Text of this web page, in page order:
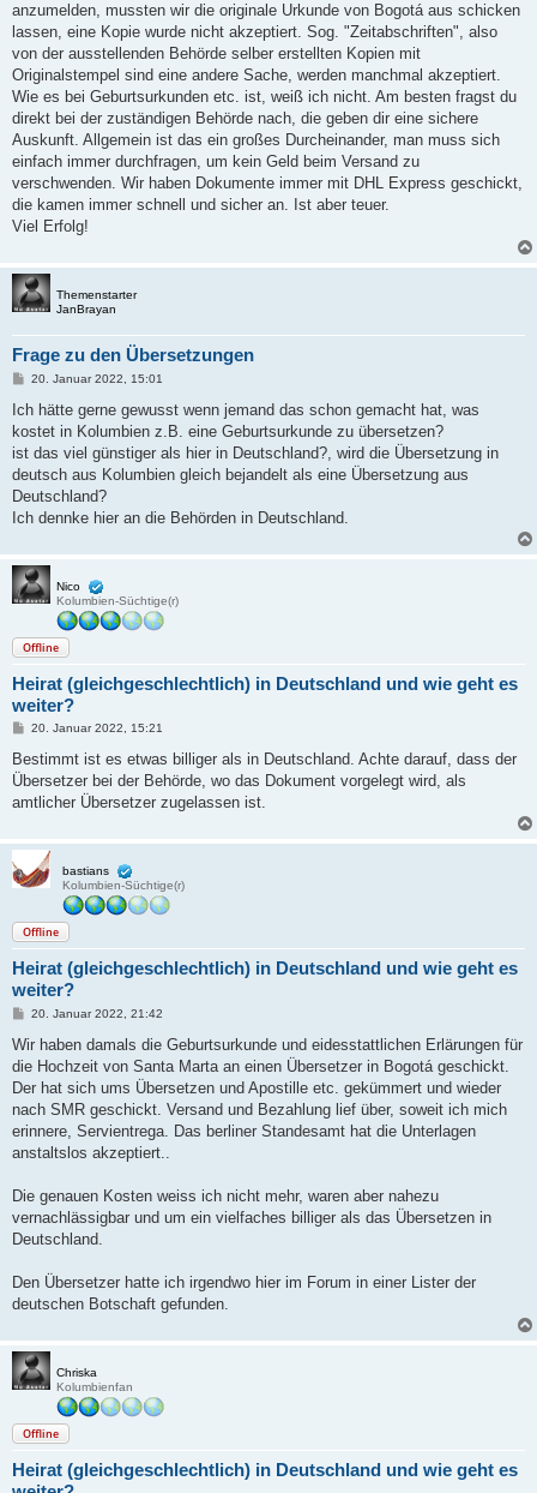
anzumelden, mussten wir die originale Urkunde von Bogotá aus schicken
lassen, eine Kopie wurde nicht akzeptiert. Sog. "Zeitabschriften", also
von der ausstellenden Behörde selber erstellten Kopien mit
Originalstempel sind eine andere Sache, werden manchmal akzeptiert.
Wie es bei Geburtsurkunden etc. ist, weiß ich nicht. Am besten fragst du
direkt bei der zuständigen Behörde nach, die geben dir eine sichere
Auskunft. Allgemein ist das ein großes Durcheinander, man muss sich
einfach immer durchfragen, um kein Geld beim Versand zu
verschwenden. Wir haben Dokumente immer mit DHL Express geschickt,
die kamen immer schnell und sicher an. Ist aber teuer.
Viel Erfolg!
Themenstarter
JanBrayan
Frage zu den Übersetzungen
B
i
r
a
20. Januar 2022, 15:01
Ich hätte gerne gewusst wenn jemand das schon gemacht hat, was
kostet in Kolumbien z.B. eine Geburtsurkunde zu übersetzen?
ist das viel günstiger als hier in Deutschland?, wird die Übersetzung in
deutsch aus Kolumbien gleich bejandelt als eine Übersetzung aus
Deutschland?
Ich dennke hier an die Behörden in Deutschland.
Nico
Kolumbien-Süchtige(r)
Offline
Heirat (gleichgeschlechtlich) in Deutschland und wie geht es
weiter?
B
i
r
a
20. Januar 2022, 15:21
Bestimmt ist es etwas billiger als in Deutschland. Achte darauf, dass der
Übersetzer bei der Behörde, wo das Dokument vorgelegt wird, als
amtlicher Übersetzer zugelassen ist.
bastians
Kolumbien-Süchtige(r)
Offline
Heirat (gleichgeschlechtlich) in Deutschland und wie geht es
weiter?
B
i
r
a
20. Januar 2022, 21:42
Wir haben damals die Geburtsurkunde und eidesstattlichen Erlärungen für
die Hochzeit von Santa Marta an einen Übersetzer in Bogotá geschickt.
Der hat sich ums Übersetzen und Apostille etc. gekümmert und wieder
nach SMR geschickt. Versand und Bezahlung lief über, soweit ich mich
erinnere, Servientrega. Das berliner Standesamt hat die Unterlagen
anstaltslos akzeptiert..
Die genauen Kosten weiss ich nicht mehr, waren aber nahezu
vernachlässigbar und um ein vielfaches billiger als das Übersetzen in
Deutschland.
Den Übersetzer hatte ich irgendwo hier im Forum in einer Lister der
deutschen Botschaft gefunden.
Chriska
Kolumbienfan
Offline
Heirat (gleichgeschlechtlich) in Deutschland und wie geht es